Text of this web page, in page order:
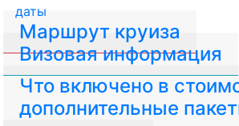
даты
Маршрут круиза
Визовая информация
Что включено в
дополнительные